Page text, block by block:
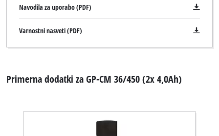
Navodila za uporabo (PDF)
Varnostni nasveti (PDF)
Primerna dodatki za GP-CM 36/450 (2x 4,0Ah)